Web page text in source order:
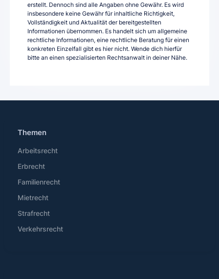
erstellt. Dennoch sind alle Angaben ohne Gewähr. Es wird
insbesondere keine Gewähr für inhaltliche Richtigkeit,
Vollständigkeit und Aktualität der bereitgestellten
Informationen übernommen. Es handelt sich um allgemeine
rechtliche Informationen, eine rechtliche Beratung für einen
konkreten Einzelfall gibt es hier nicht. Wende dich hierfür
bitte an einen spezialisierten Rechtsanwalt in deiner Nähe.
Themen
Arbeitsrecht
Erbrecht
Familienrecht
Mietrecht
Strafrecht
Verkehrsrecht